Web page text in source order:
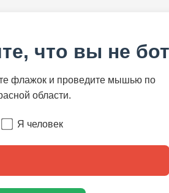
что вы не бот
флажок и проведите мышью по
области.
Я человек